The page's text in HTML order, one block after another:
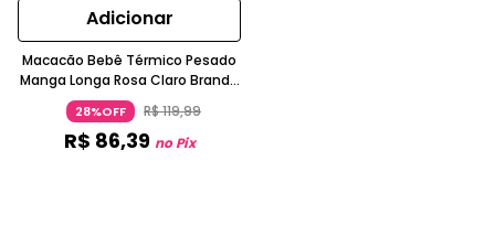
Adicionar
Macacão Bebê Térmico Pesado
Manga Longa Rosa Claro Brandili
Baby
28%OFF R$119,99
R$ 86,39 no Pix